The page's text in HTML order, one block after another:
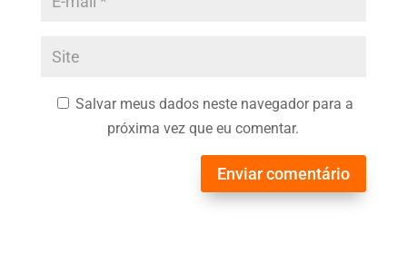
Salvar meus dados neste navegador para a
próxima vez que eu comentar.
Enviar comentário